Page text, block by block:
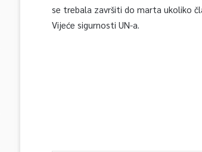
se trebala završiti do marta ukoliko
Vijeće sigurnosti UN-a.